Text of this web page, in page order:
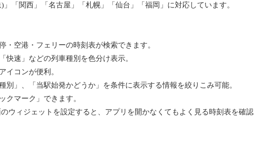
」「関西」「名古屋」「札幌」「仙台」「福岡」に対応しています。
・空港・フェリーの時刻表が検索できます。
快速」などの列車種別を色分け表示。
イコンが便利。
別」、「当駅始発かどうか」を条件に表示する情報を絞りこみ可能。
クマーク」できます。
のウィジェットを設定すると、アプリを開かなくてもよく見る時刻表を確認